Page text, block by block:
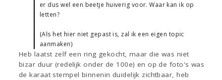
er dus wel een beetje huiverig voor. Waar kan ik op
letten?
(Als het hier niet gepast is, zal ik een eigen topic
aanmaken)
Heb laatst zelf een ring gekocht, maar die was niet
bizar duur (redelijk onder de 100e) en op de foto's was
de karaat stempel binnenin duidelijk zichtbaar, heb